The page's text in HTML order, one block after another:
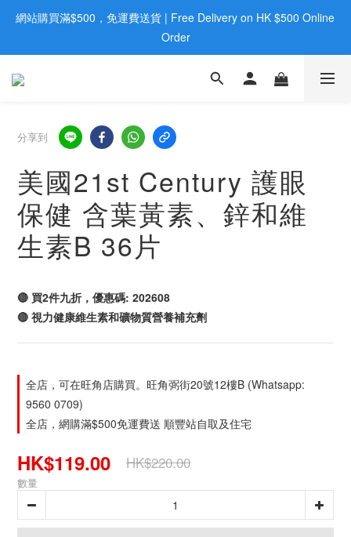
歡迎親臨旺角店購買：旺角弼街20號12樓B  |  RealDeal 保健品 |
WhatsApp 9560 0709
網站購買滿$500，免運費送貨 | Free Delivery on HK $500 Online
Order
歡迎親臨旺角店購買：旺角弼街20號12樓B  |  RealDeal 保健品 |
分享到
美國21st Century 護眼
保健 含葉黃素、鋅和維
生素B 36片
🔴 買2件九折，優惠碼: 202608
🔴 視力健康維生素和礦物質營養補充劑
全店，可在旺角店購買。旺角弼街20號12樓B (Whatsapp:
9560 0709)
全店，網購滿$500免運費送 順豐站自取及住宅
HK$119.00 HK$220.00
數量